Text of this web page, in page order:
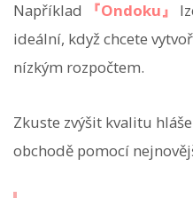
Například 『Ondoku』
ideální, když chcete
nízkým rozpočtem.
Zkuste zvýšit kvalitu
obchodě pomocí